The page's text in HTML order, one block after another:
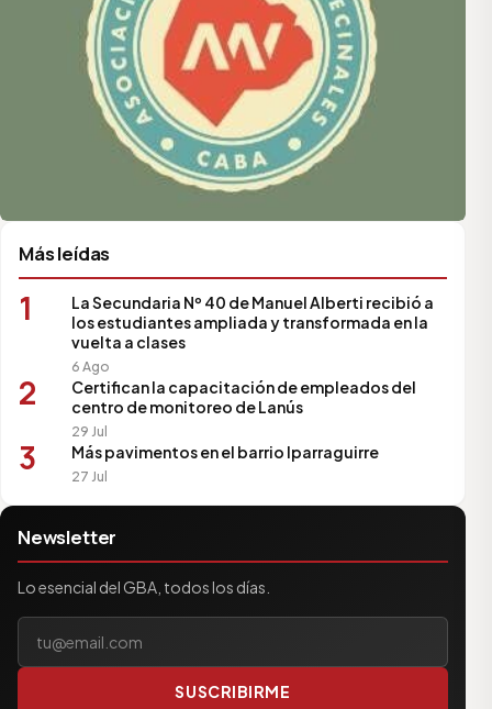
Más leídas
1
La Secundaria Nº 40 de Manuel Alberti recibió a
los estudiantes ampliada y transformada en la
vuelta a clases
6 Ago
2
Certifican la capacitación de empleados del
centro de monitoreo de Lanús
29 Jul
3 Más pavimentos en el barrio Iparraguirre
27 Jul
Newsletter
Lo esencial del GBA, todos los días.
SUSCRIBIRME